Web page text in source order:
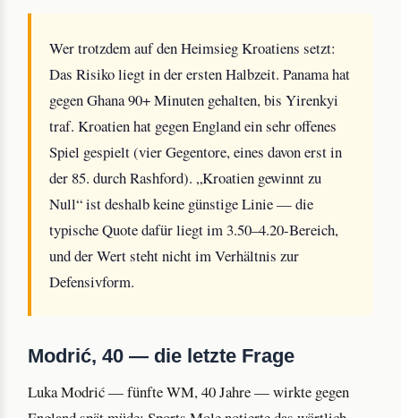
Wer trotzdem auf den Heimsieg Kroatiens setzt:
Das Risiko liegt in der ersten Halbzeit. Panama hat
gegen Ghana 90+ Minuten gehalten, bis Yirenkyi
traf. Kroatien hat gegen England ein sehr offenes
Spiel gespielt (vier Gegentore, eines davon erst in
der 85. durch Rashford). „Kroatien gewinnt zu
Null“ ist deshalb keine günstige Linie — die
typische Quote dafür liegt im 3.50–4.20-Bereich,
und der Wert steht nicht im Verhältnis zur
Defensivform.
Modrić, 40 — die letzte Frage
Luka Modrić — fünfte WM, 40 Jahre — wirkte gegen